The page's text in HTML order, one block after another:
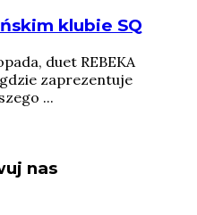
klubie SQ
duet REBEKA
zaprezentuje
...
nas